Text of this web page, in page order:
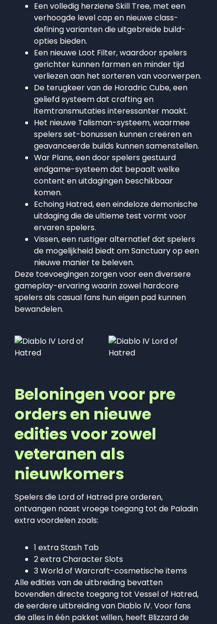
Een volledig herziene Skill Tree, met een
verhoogde level cap en nieuwe class-
defining varianten die uitgebreide build-
opties bieden.
Een nieuwe Loot Filter, waardoor spelers
gerichter kunnen farmen en minder tijd
verliezen aan het sorteren van voorwerpen.
De terugkeer van de Horadric Cube, een
geliefd systeem dat crafting en
itemtransmutaties interessanter maakt.
Het nieuwe Talisman-systeem, waarmee
spelers set-bonussen kunnen creëren en
geavanceerde builds kunnen samenstellen.
War Plans, een door spelers gestuurd
endgame-systeem dat bepaalt welke
content en uitdagingen beschikbaar
komen.
Echoing Hatred, een eindeloze demonische
uitdaging die de ultieme test vormt voor
ervaren spelers.
Vissen, een rustiger alternatief dat spelers
de mogelijkheid biedt om Sanctuary op een
nieuwe manier te beleven.
Deze toevoegingen zorgen voor een diversere
gameplay-ervaring waarin zowel hardcore
spelers als casual fans hun eigen pad kunnen
bewandelen.
Beloningen voor pre
orders en nieuwe
edities voor zowel
veteranen als
nieuwkomers
Spelers die Lord of Hatred pre orderen,
ontvangen naast vroege toegang tot de Paladin
extra voordelen zoals:
1 extra Stash Tab
2 extra Character Slots
3 World of Warcraft-cosmetische items
Alle edities van de uitbreiding bevatten
bovendien directe toegang tot Vessel of Hatred,
de eerdere uitbreiding van Diablo IV. Voor fans
die alles in één pakket willen, heeft Blizzard de